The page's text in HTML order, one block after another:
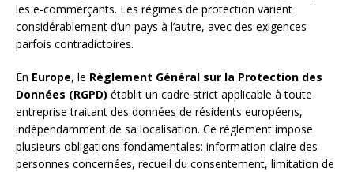
les e-commerçants. Les régimes de protection varient
considérablement d’un pays à l’autre, avec des exigences
parfois contradictoires.
En Europe, le Règlement Général sur la Protection des
Données (RGPD) établit un cadre strict applicable à toute
entreprise traitant des données de résidents européens,
indépendamment de sa localisation. Ce règlement impose
plusieurs obligations fondamentales: information claire des
personnes concernées, recueil du consentement, limitation de